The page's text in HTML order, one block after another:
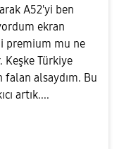
A52'yi ben
ekran
premium mu ne
Keşke Türkiye
alsaydım. Bu
artık....